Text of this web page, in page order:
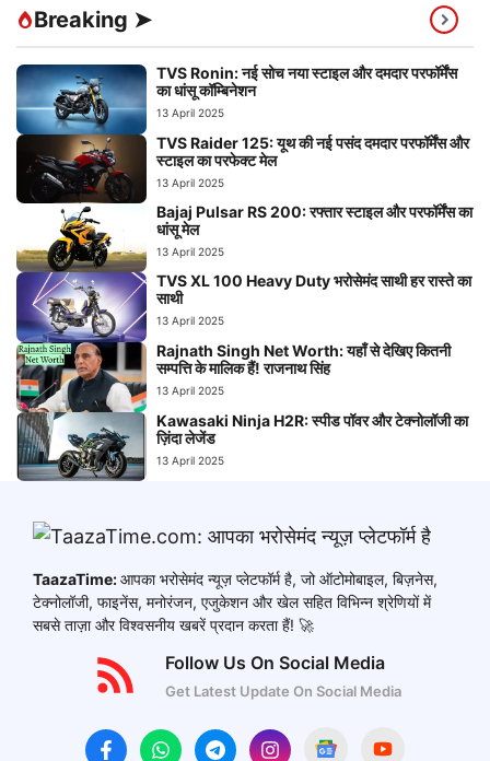
Breaking ➤
TVS Ronin: नई सोच नया स्टाइल और दमदार परफॉर्मेंस
का धांसू कॉम्बिनेशन
13 April 2025
TVS Raider 125: यूथ की नई पसंद दमदार परफॉर्मेंस और
स्टाइल का परफेक्ट मेल
13 April 2025
Bajaj Pulsar RS 200: रफ्तार स्टाइल और परफॉर्मेंस का
धांसू मेल
13 April 2025
TVS XL 100 Heavy Duty भरोसेमंद साथी हर रास्ते का
साथी
13 April 2025
Rajnath Singh Net Worth: यहाँ से देखिए कितनी
सम्पत्ति के मालिक हैं! राजनाथ सिंह
13 April 2025
Kawasaki Ninja H2R: स्पीड पॉवर और टेक्नोलॉजी का
ज़िंदा लेजेंड
13 April 2025
TaazaTime:आपका भरोसेमंद न्यूज़ प्लेटफॉर्म है, जो ऑटोमोबाइल, बिज़नेस,
टेक्नोलॉजी, फाइनेंस, मनोरंजन, एजुकेशन और खेल सहित विभिन्न श्रेणियों में
सबसे ताज़ा और विश्वसनीय खबरें प्रदान करता हैं! 🚀
Follow Us On Social Media
Get Latest Update On Social Media